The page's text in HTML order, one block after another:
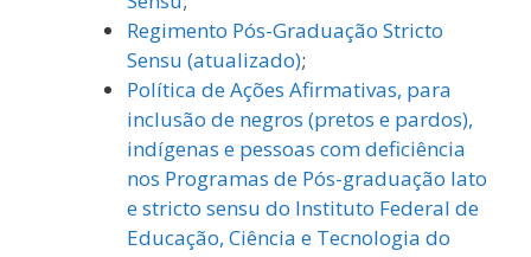
Regimento Pós-Graduação Stricto
Sensu (atualizado);
Política de Ações Afirmativas, para
inclusão de negros (pretos e pardos),
indígenas e pessoas com deficiência
nos Programas de Pós-graduação lato
e stricto sensu do Instituto Federal de
Educação, Ciência e Tecnologia do